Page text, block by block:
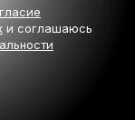
и соглашаюсь